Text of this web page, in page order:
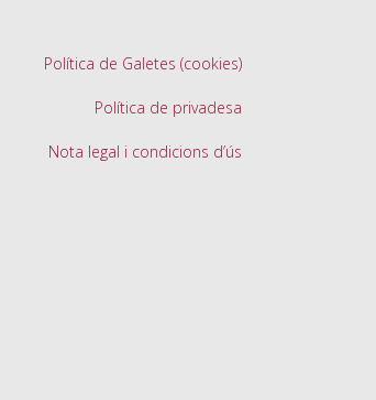
Política de Galetes (cookies)
Política de privadesa
Nota legal i condicions d’ús